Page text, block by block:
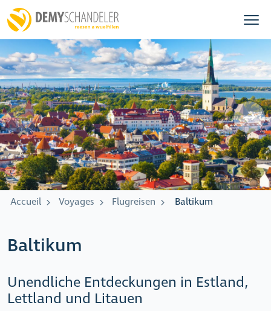
Accueil Voyages Flugreisen Baltikum
Baltikum
Unendliche Entdeckungen in Estland,
Lettland und Litauen